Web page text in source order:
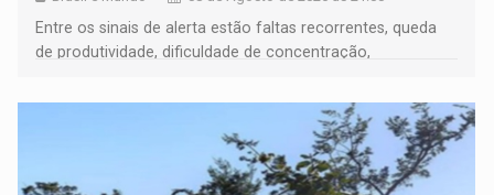
Entre os sinais de alerta estão faltas recorrentes, queda
de produtividade, dificuldade de concentração,